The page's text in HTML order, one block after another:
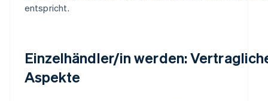
entspricht.
Einzelhändler/in werden:
Aspekte